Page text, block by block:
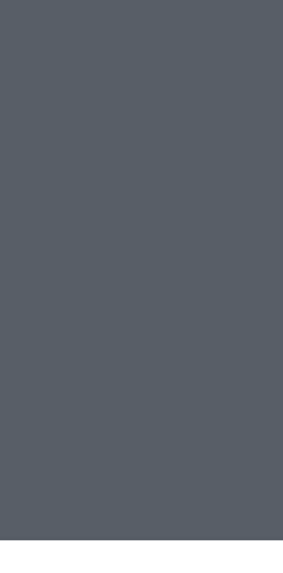
Open Front OFC 120 B PREMIUM